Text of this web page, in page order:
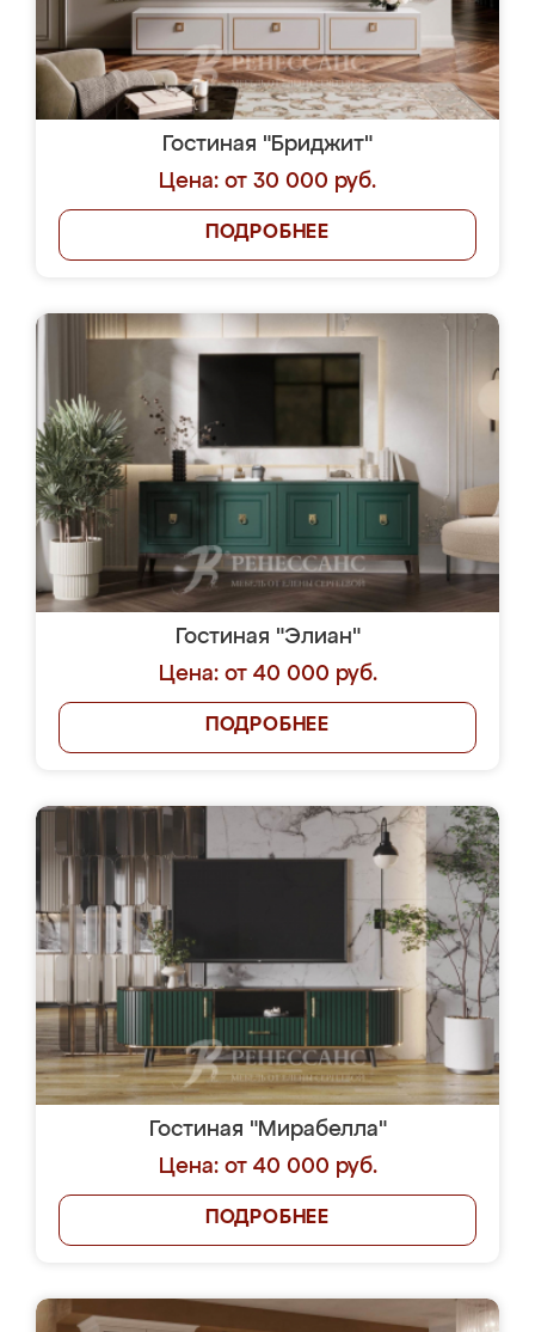
Гостиная "Бриджит"
Цена: от 30 000 руб.
ПОДРОБНЕЕ
Гостиная "Элиан"
Цена: от 40 000 руб.
ПОДРОБНЕЕ
Гостиная "Мирабелла"
Цена: от 40 000 руб.
ПОДРОБНЕЕ